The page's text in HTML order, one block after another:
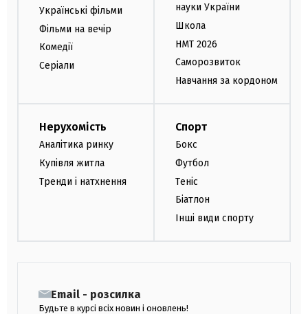
Українські фільми
Фільми на вечір
Комедії
Серіали
науки України
Школа
НМТ 2026
Саморозвиток
Навчання за кордоном
Нерухомість
Аналітика ринку
Купівля житла
Тренди і натхнення
Спорт
Бокс
Футбол
Теніс
Біатлон
Інші види спорту
Email - розсилка
Будьте в курсі всіх новин і оновлень!